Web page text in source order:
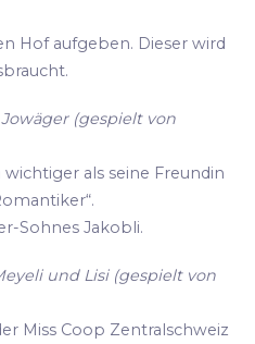
Hof aufgeben. Dieser wird
(gespielt von
als seine Freundin
Sohnes Jakobli.
und Lisi (gespielt von
Miss Coop Zentralschweiz